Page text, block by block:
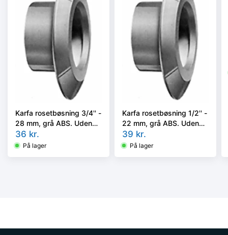
Karfa rosetbøsning 3/4'' -
28 mm, grå ABS. Uden
dækkappe
36 kr.
På lager
Karfa rosetbøsning 1/2'' -
22 mm, grå ABS. Uden
dækkappe
39 kr.
På lager